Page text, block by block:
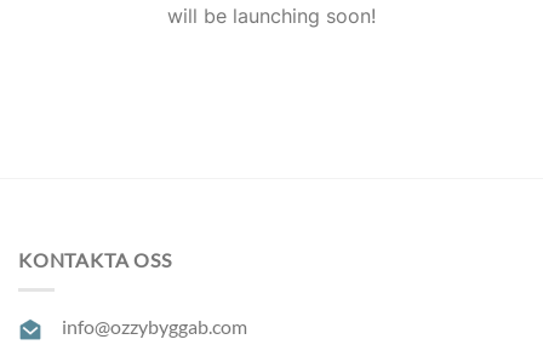
will be launching soon!
KONTAKTA OSS
info@ozzybyggab.com